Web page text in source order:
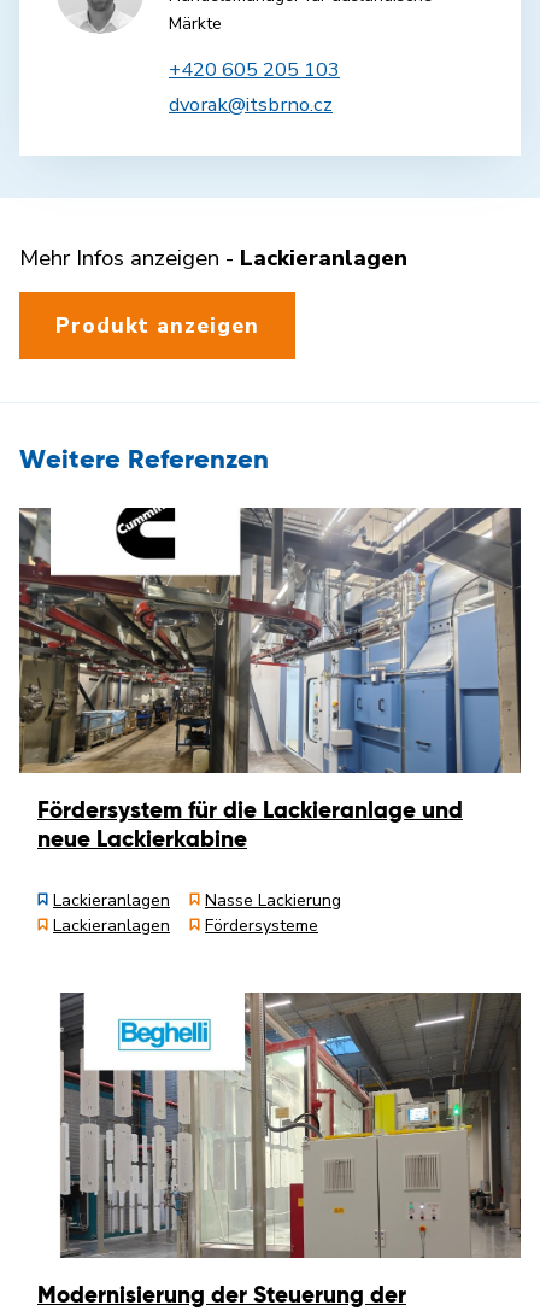
Märkte
+420 605 205 103
dvorak@itsbrno.cz
Mehr Infos anzeigen - Lackieranlagen
Produkt anzeigen
Weitere Referenzen
Fördersystem für die Lackieranlage und
neue Lackierkabine
Lackieranlagen
Nasse Lackierung
Lackieranlagen
Fördersysteme
Modernisierung der Steuerung der